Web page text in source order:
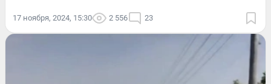
17 ноября, 2024, 15:30 2 556 23